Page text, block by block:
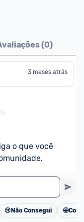
(0)
3 meses atrás
o que você
Cancelar
😢 Não Consegui 🤩